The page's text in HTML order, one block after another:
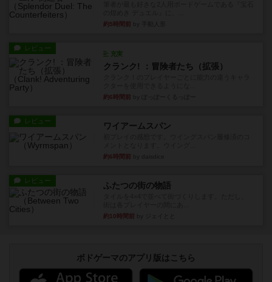
約5時間前
レビュー
充実
クランク! ：冒険者たち（拡張）
約6時間前
レビュー ワイアームスパン
約6時間前
レビュー ふたつの街の物語
約10時間前
ボドゲーマのアプリ版はこちら